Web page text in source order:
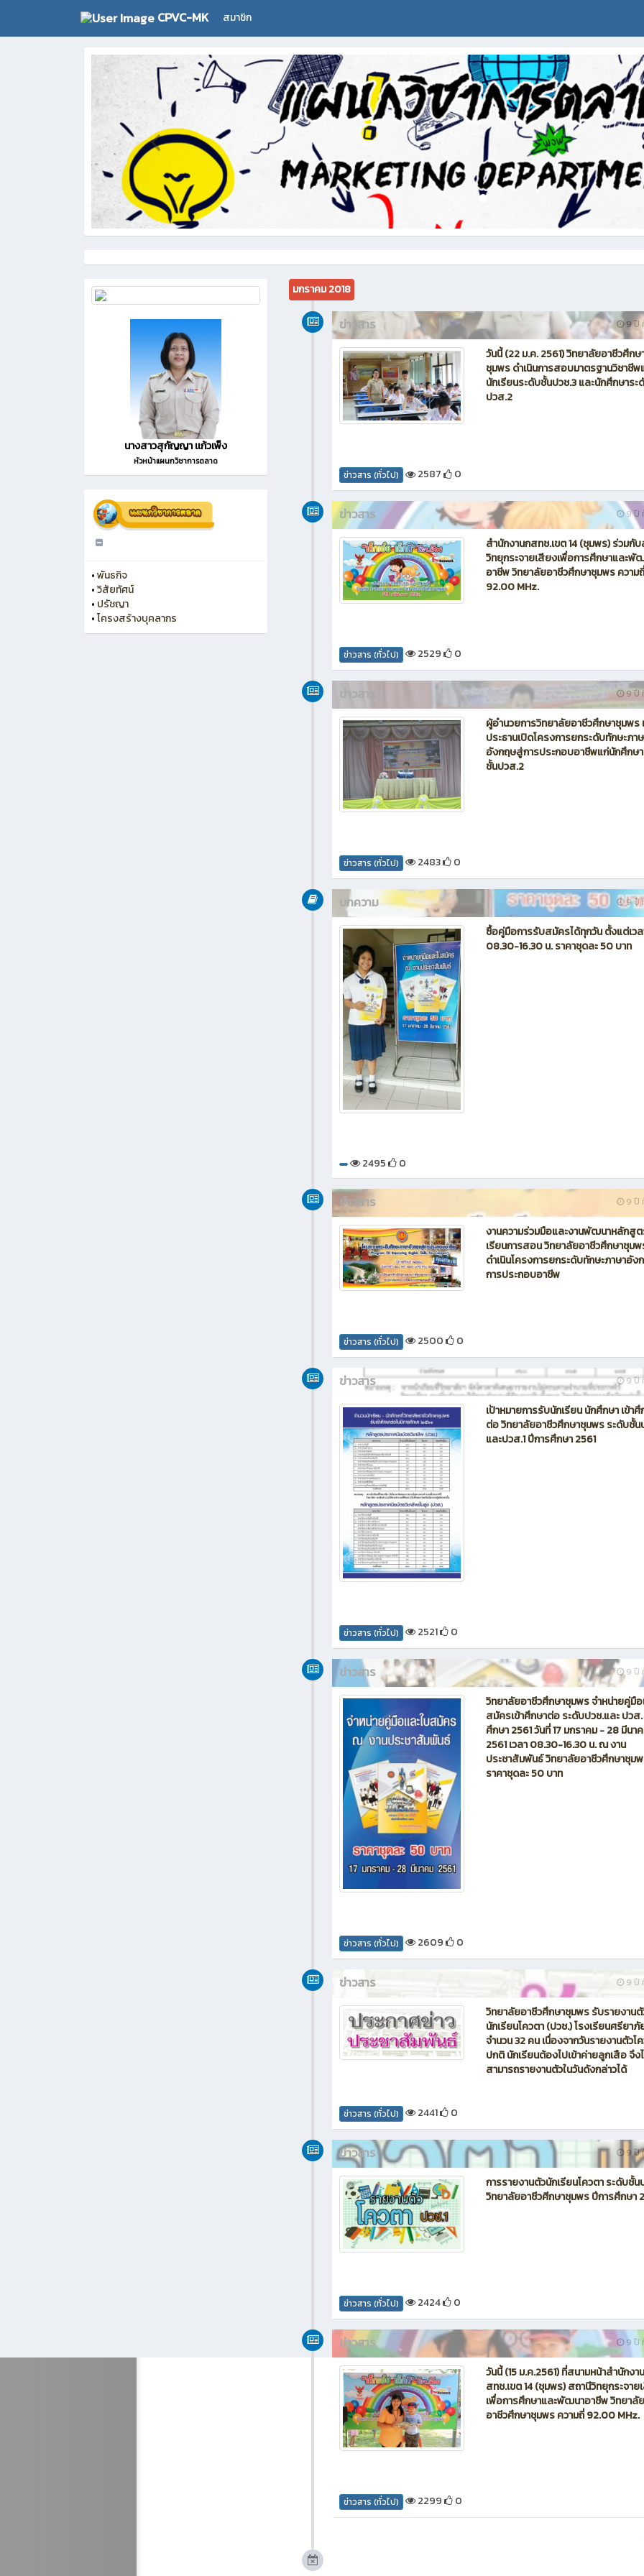
CPVC-MK สมาชิก
นางสาวสุกัญญา เเก้วเพ็ง
หัวหน้าแผนกวิชาการตลาด
•พันธกิจ
•วิสัยทัศน์
• ปรัชญา
•โครงสร้างบุคลากร
มกราคม 2018
9 ปี
ข่าวสาร
วันนี้ (22 ม.ค. 2561) วิทยาลัยอาชีวศึกษ
ชุมพร ดำเนินการสอบมาตรฐานวิชาชีพ
นักเรียนระดับชั้นปวช.3 และนักศึกษาระ
ปวส.2
ข่าวสาร (ทั่วไป) 2587 0
9 ปี
ข่าวสาร
สำนักงานกสทช.เขต 14 (ชุมพร) ร่วมกั
วิทยุกระจายเสียงเพื่อการศึกษาและพั
อาชีพ วิทยาลัยอาชีวศึกษาชุมพร ความถี่
92.00 MHz.
ข่าวสาร (ทั่วไป) 2529 0
9 ปี
ข่าวสาร
ผู้อำนวยการวิทยาลัยอาชีวศึกษาชุมพร
ประธานเปิดโครงการยกระดับทักษะภา
อังกฤษสู่การประกอบอาชีพแก่นักศึกษ
ชั้นปวส.2
ข่าวสาร (ทั่วไป) 2483 0
9 ปี
บทความ
ซื้อคู่มือการรับสมัครได้ทุกวัน ตั้งแต่เว
08.30-16.30 น. ราคาชุดละ 50 บาท
2495 0
9 ปี
ข่าวสาร
งานความร่วมมือและงานพัฒนาหลักสู
เรียนการสอน วิทยาลัยอาชีวศึกษาชุม
ดำเนินโครงการยกระดับทักษะภาษาอั
การประกอบอาชีพ
ข่าวสาร (ทั่วไป) 2500 0
9 ปี
ข่าวสาร
เป้าหมายการรับนักเรียน นักศึกษา เข้าศึ
ต่อ วิทยาลัยอาชีวศึกษาชุมพร ระดับชั้น
และปวส.1 ปีการศึกษา 2561
ข่าวสาร (ทั่วไป) 2521 0
9 ปี
ข่าวสาร
วิทยาลัยอาชีวศึกษาชุมพร จำหน่ายคู่มือ
สมัครเข้าศึกษาต่อ ระดับปวช.และ ปวส
ศึกษา 2561 วันที่ 17 มกราคม - 28 มีนา
2561 เวลา 08.30-16.30 น. ณ งาน
ประชาสัมพันธ์ วิทยาลัยอาชีวศึกษาชุม
ราคาชุดละ 50 บาท
ข่าวสาร (ทั่วไป) 2609 0
9 ปี
ข่าวสาร
วิทยาลัยอาชีวศึกษาชุมพร รับรายงาน
นักเรียนโควตา (ปวช.) โรงเรียนศรียาภั
จำนวน 32 คน เนื่องจากวันรายงานตัวโ
ปกติ นักเรียนต้องไปเข้าค่ายลูกเสือ จึง
สามารถรายงานตัวในวันดังกล่าวได้
ข่าวสาร (ทั่วไป) 2441 0
9 ปี
ข่าวสาร
การรายงานตัวนักเรียนโควตา ระดับชั้น
วิทยาลัยอาชีวศีกษาชุมพร ปีการศึกษา
ข่าวสาร (ทั่วไป) 2424 0
9 ปี
ข่าวสาร
วันนี้ (15 ม.ค.2561) ที่สนามหน้าสำนักงา
สทช.เขต 14 (ชุมพร) สถานีวิทยุกระจาย
เพื่อการศึกษาและพัฒนาอาชีพ วิทยาลัย
อาชีวศึกษาชุมพร ความถี่ 92.00 MHz.
ข่าวสาร (ทั่วไป) 2299 0